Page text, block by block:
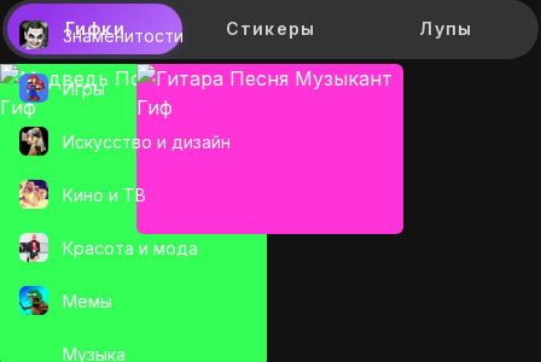
Знаменитости
Игры
Искусcтво и дизайн
Кино и ТВ
Красота и мода
Мемы
Музыка
Гифки Стикеры Лупы